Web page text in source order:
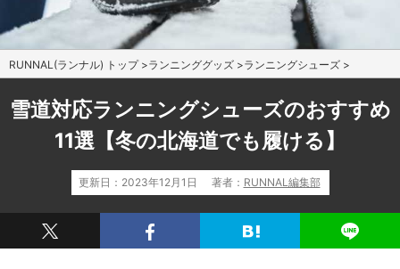
RUNNAL(ランナル) トップ >ランニンググッズ >ランニングシューズ >
雪道対応ランニングシューズのおすすめ
11選【冬の北海道でも履ける】
更新日： 2023年12月1日 著者： RUNNAL編集部